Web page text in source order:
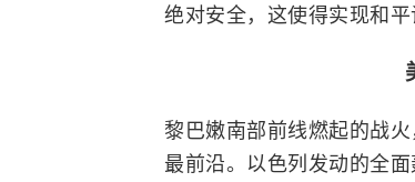
绝对安全，这使得实现和平
黎巴嫩南部前线燃起的战
最前沿。以色列发动的全